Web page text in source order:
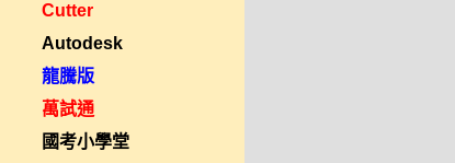
Cutter
Autodesk
龍騰版
萬試通
國考小學堂